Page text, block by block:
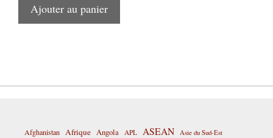
Ajouter au panier
Afghanistan Afrique Angola APL ASEAN Asie du Sud-Est